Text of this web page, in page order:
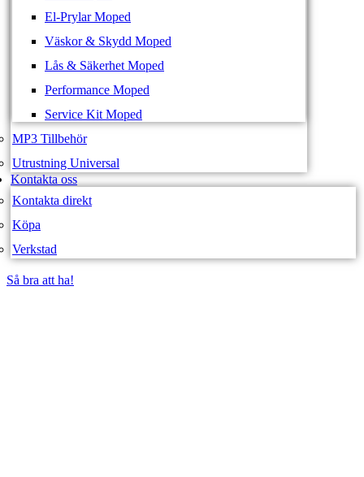
El-Prylar Moped
Väskor & Skydd Moped
Lås & Säkerhet Moped
Performance Moped
Service Kit Moped
MP3 Tillbehör
Utrustning Universal
Kontakta oss
Kontakta direkt
Köpa
Verkstad
Så bra att ha!